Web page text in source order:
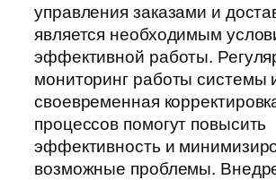
управления заказами и
является необходимым
эффективной работы.
мониторинг работы системы
своевременная
процессов помогут повысить
эффективность и
возможные проблемы.